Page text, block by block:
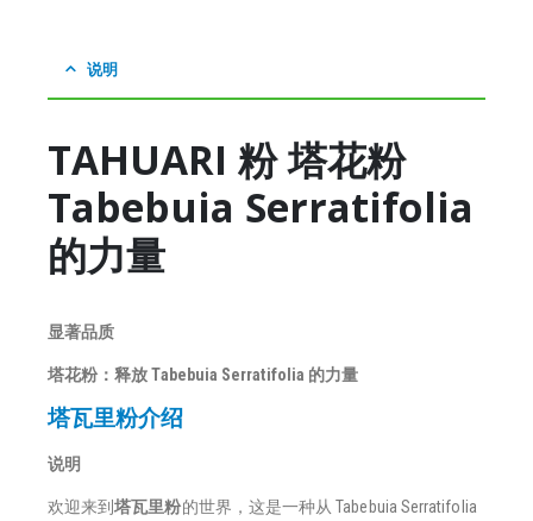
说明
TAHUARI 粉 塔花粉
Tabebuia Serratifolia
的力量
显著品质
塔花粉：释放 Tabebuia Serratifolia 的力量
塔瓦里粉介绍
说明
欢迎来到塔瓦里粉的世界，这是一种从 Tabebuia Serratifolia